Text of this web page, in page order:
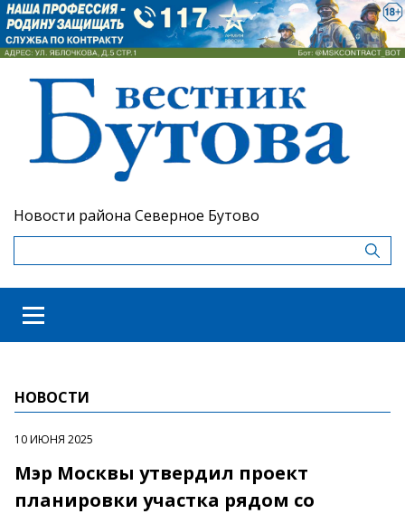
Новости района Северное Бутово
НОВОСТИ
10 ИЮНЯ 2025
Мэр Москвы утвердил проект
планировки участка рядом со